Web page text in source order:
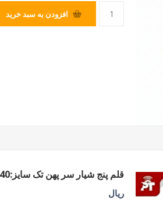
افزودن به سبد خرید
قلم پنج شیار سر پهن تک سایز:40*300*18
ریال